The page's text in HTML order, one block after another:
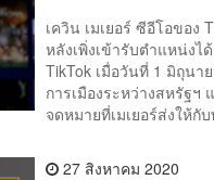
เควิน เมเยอร์ ซีอีโอของ
หลังเพิ่งเข้ารับตำแหน่งไ
TikTok เมื่อวันที่ 1 มิถุน
การเมืองระหว่างสหรัฐ
จดหมายที่เมเยอร์ส่งให้กั
27 สิงหาคม 2020